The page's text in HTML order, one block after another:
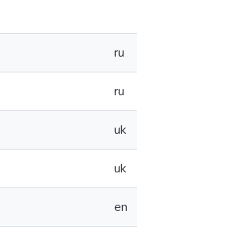
ru
ru
uk
uk
en